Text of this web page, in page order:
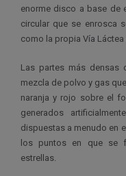
enorme disco a base de
circular que se enrosca
como la propia Vía
Las partes más densas
mezcla de polvo y gas
naranja y rojo sobre el
generados
dispuestas a menudo en
los puntos en que se
estrellas.